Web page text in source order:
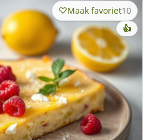
Maak favoriet10
👍